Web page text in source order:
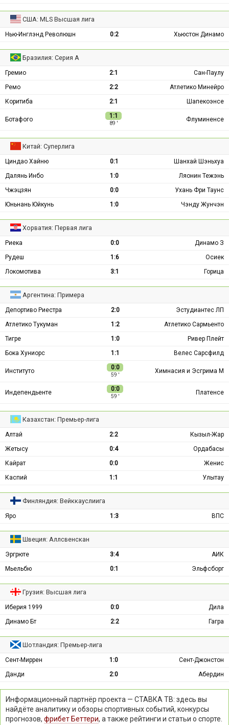
США: MLS Высшая лига
Нью-Инглэнд Революшн 0:2 Хьюстон Динамо
Бразилия: Серия А
Гремио 2:1
Сан-Паулу
Ремо
2:2
Атлетико Минейро
Коритиба
2:1 Шапекоэнсе
Ботафого 1:1
89 ′
Флуминенсе
Китай: Суперлига
Циндао Хайню 0:1
Шанхай Шэньхуа
Далянь Инбо
1:0
Ляонин Тежэнь
Чжэцзян
0:0
Ухань Фри Таунс
Юньнань Юйкунь
1:0 Чэнду Жунчэн
Хорватия: Первая лига
Риека 0:0
Динамо З
Рудеш
1:6
Осиек
Локомотива
3:1 Горица
Аргентина: Примера
Депортиво Риестра 2:0
Эстудиантес ЛП
Атлетико Тукуман
1:2
Атлетико Сармьенто
Тигре
1:0
Ривер Плейт
Бока Хуниорс
1:1 Велес Сарсфилд
Институто 0:0
59 ′
Химнасия и Эсгрима М
Индепендьенте 0:0
59 ′
Платенсе
Казахстан: Премьер-лига
Алтай 2:2
Кызыл-Жар
Жетысу
0:4
Ордабасы
Кайрат
0:0
Женис
Каспий
1:1 Улытау
Финляндия: Вейккауслиига
Яро 1:3 ВПС
Швеция: Аллсвенскан
Эргрюте 3:4
АИК
Мьельбю
0:1 Эльфсборг
Грузия: Высшая лига
Иберия 1999 0:0
Дила
Динамо Бт
2:2 Гагра
Шотландия: Премьер-лига
Сент-Миррен 1:0
Сент-Джонстон
Данди
2:0 Абердин
Информационный партнёр проекта — СТАВКА ТВ: здесь вы
найдёте аналитику и обзоры спортивных событий, конкурсы
прогнозов, фрибет Беттери, а также рейтинги и статьи о спорте.